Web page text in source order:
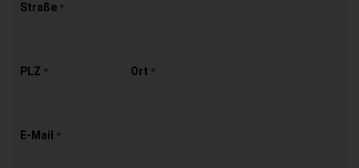
Straße *
PLZ * Ort *
E-Mail *